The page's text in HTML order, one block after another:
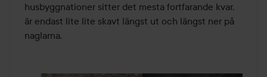
husbyggnationer sitter det mesta fortfarande kvar,
är endast lite lite skavt längst ut och längst ner på
naglarna.